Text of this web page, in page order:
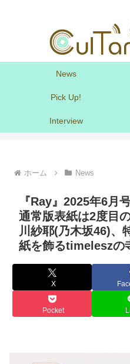
News
Pick Up!
Interview
ホーム News
『Ray』2025年6月
通常版表紙は2度目
川紗耶(乃木坂46)、
紙を飾るtimeleszの
X
Pocket